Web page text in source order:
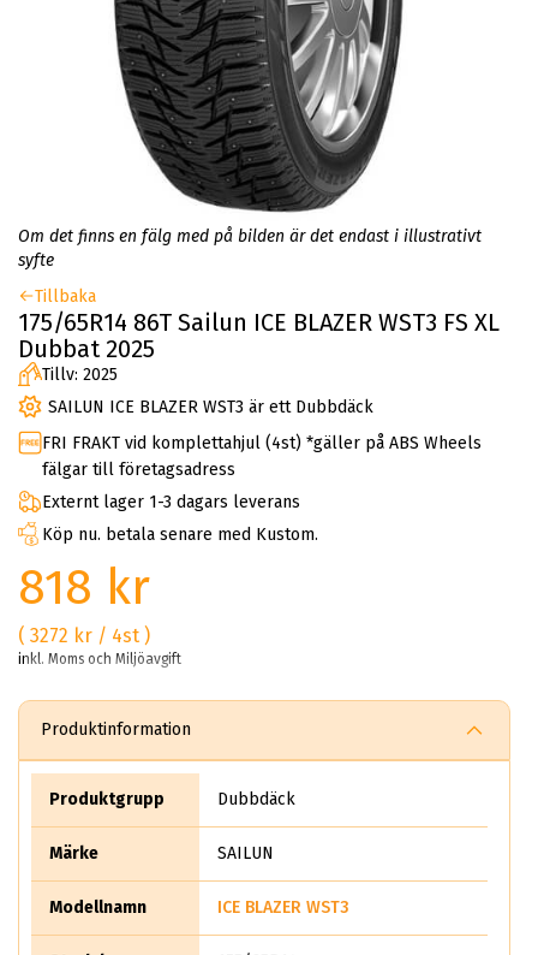
Om det finns en fälg med på bilden är det endast i illustrativt
syfte
Tillbaka
175/65R14 86T Sailun ICE BLAZER WST3 FS XL
Dubbat 2025
Tillv: 2025
SAILUN ICE BLAZER WST3 är ett Dubbdäck
FRI FRAKT vid komplettahjul (4st) *gäller på ABS Wheels
fälgar till företagsadress
Externt lager 1-3 dagars leverans
Köp nu. betala senare med Kustom.
818 kr
( 3272 kr / 4st )
inkl. Moms och Miljöavgift
Produktinformation
Produktgrupp Dubbdäck
Märke SAILUN
Modellnamn ICE BLAZER WST3